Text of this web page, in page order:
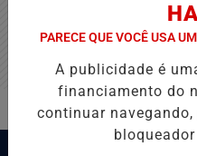
PARECE QUE VOCÊ USA
A publicidade é
financiamento do
continuar